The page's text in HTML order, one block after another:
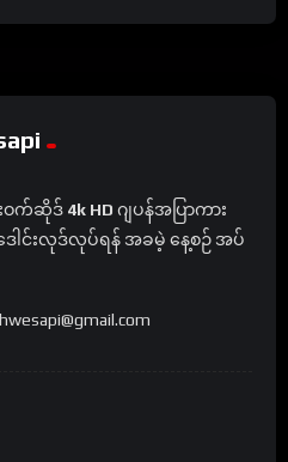
းဝက်ဆိုဒ် 4k HD ဂျပန်အပြာကား
ေါင်းလုဒ်လုပ်ရန် အခမဲ့ နေ့စဉ် အပ်